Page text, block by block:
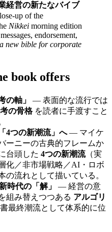
経営の新たなバイブ
up of the
Nikkei morning edition
endorsement,
new bible for corporate
book offers
の軸」
— 表面的な流行では
の骨格を読者に手渡すこと
4つの新潮流」へ— マイケ
ーニーの古典的フレームか
台頭した 4つの新潮流（実
化／非市場戦略／AI・ロボ
の流れとして描いている。
時代の「解」
— 経営の意
組み替えつつある アルゴリ
最終潮流として体系的に位